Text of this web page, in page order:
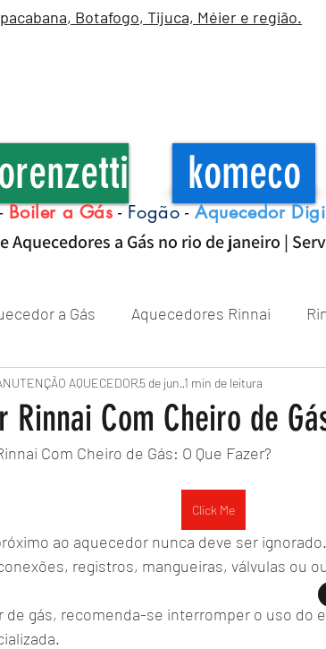
, Botafogo, Tijuca, Méier e região.
komeco
Boiler a Gás-Fogão-Aquecedor
Aquecedores a Gás no rio de janeiro |
a Gás Aquecedores Rinnai
Próximo de Rio de janeiro
Zona sul RJ aquecedor
Rinnai Com Cheiro de
AQUECEDOR5 de jun. 1 min de leitura
Com Cheiro de Gás: O Que Fazer?
Click Me
ao aquecedor nunca deve ser
registros, mangueiras, válvulas ou
de gás, recomenda-se interromper o uso do